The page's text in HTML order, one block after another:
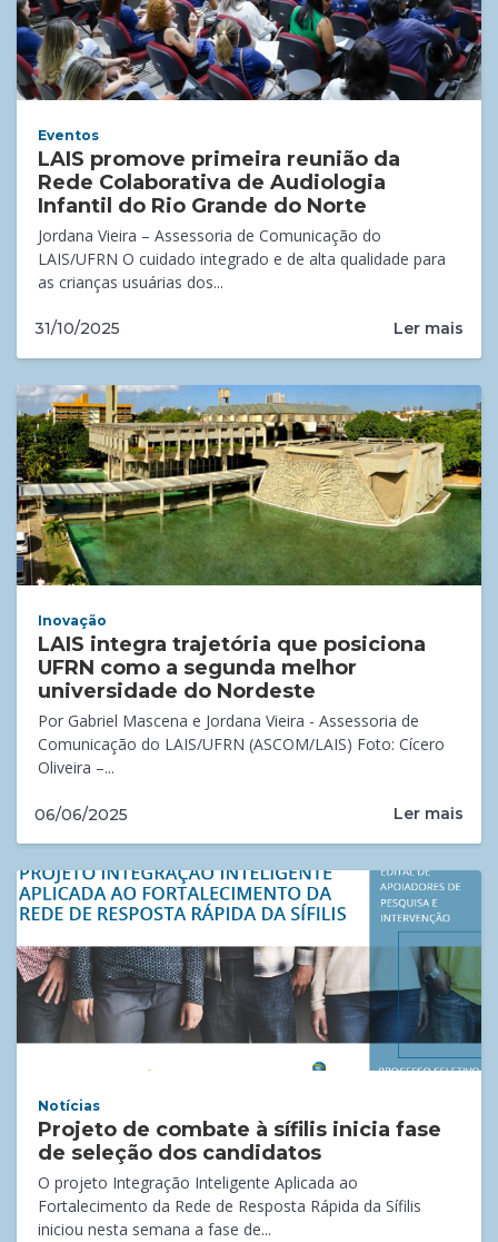
Eventos
LAIS promove primeira reunião da
Rede Colaborativa de Audiologia
Infantil do Rio Grande do Norte
Jordana Vieira – Assessoria de Comunicação do
LAIS/UFRN O cuidado integrado e de alta qualidade para
as crianças usuárias dos...
31/10/2025 Ler mais
Inovação
LAIS integra trajetória que posiciona
UFRN como a segunda melhor
universidade do Nordeste
Por Gabriel Mascena e Jordana Vieira - Assessoria de
Comunicação do LAIS/UFRN (ASCOM/LAIS) Foto: Cícero
Oliveira –...
06/06/2025 Ler mais
Notícias
Projeto de combate à sífilis inicia fase
de seleção dos candidatos
O projeto Integração Inteligente Aplicada ao
Fortalecimento da Rede de Resposta Rápida da Sífilis
iniciou nesta semana a fase de...